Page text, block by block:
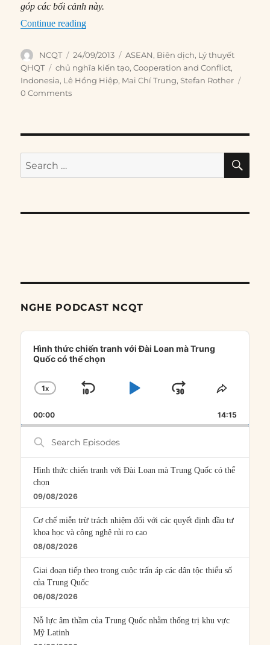
góp các bối cảnh này.
Continue reading“#61 – Wendt hội ngộ phương Đông: Văn hóa
Author
NCQT
Posted
on
24/09/2013 Categories
ASEAN, Biên dịch, Lý thuyết
QHQT
Tags
chủ nghĩa kiến tạo,Cooperation and Conflict,
Indonesia, Lê Hồng Hiệp, Mai Chí Trung,Stefan Rother
0 Comments
Search
for:
NGHE PODCAST NCQT
Audio
Player
Hình thức chiến tranh với Đài Loan mà Trung
Quốc có thể chọn
CHANGE
RATE
1X
SKIP
PLAYJUMP
FORWARD
SHARE
00:00 14:15
Search
Episodes
Hình thức chiến tranh với Đài Loan mà Trung Quốc có thể
chọn
09/08/2026
Cơ chế miễn trừ trách nhiệm đối với các quyết định đầu tư
khoa học và công nghệ rủi ro cao
08/08/2026
Giai đoạn tiếp theo trong cuộc trấn áp các dân tộc thiểu số
của Trung Quốc
06/08/2026
Nỗ lực âm thầm của Trung Quốc nhằm thống trị khu vực
Mỹ Latinh